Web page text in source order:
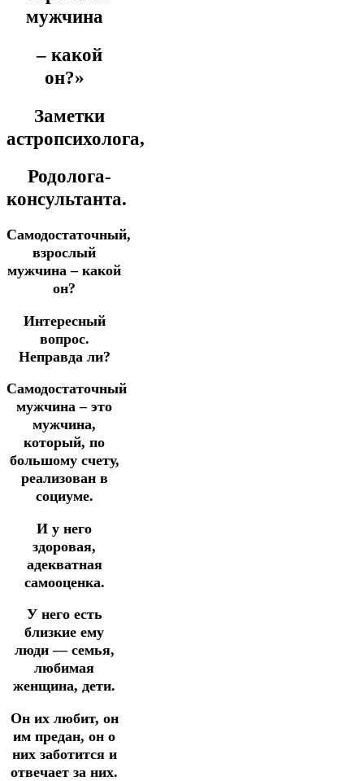
мужчина
– какой
он?»
Заметки
астропсихолога,
Родолога-
консультанта.
Самодостаточный,
взрослый
мужчина – какой
он?
Интересный
вопрос.
Неправда ли?
Самодостаточный
мужчина – это
мужчина,
который, по
большому счету,
реализован в
социуме.
И у него
здоровая,
адекватная
самооценка.
У него есть
близкие ему
люди — семья,
любимая
женщина, дети.
Он их любит, он
им предан, он о
них заботится и
отвечает за них.